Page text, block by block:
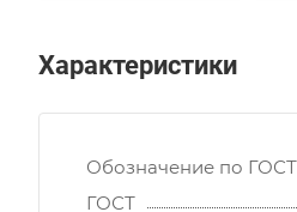
Характеристики
Обозначение по ГОСТ
ГОСТ